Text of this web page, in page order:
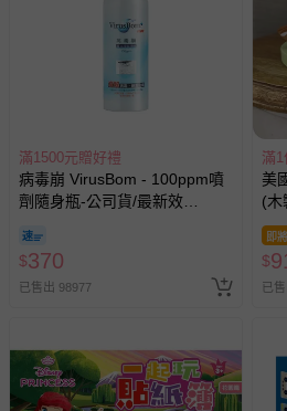
情形，您可申請更換新品或退貨
若您對於會員帳號、商品訂購與
式、折價券與購物金的使用、退
問，你可詳見：
媽咪愛客服中心
預購商品：預購為海外同步代
助取消退款事宜。
商品如因「價格、組合」等錯誤
會主動以簡訊及mail通知訂單取
滿1500元贈好禮
病毒崩 VirusBom - 100ppm噴
劑隨身瓶-公司貨/最新效
$370
已售出 98977
滿1
美
(木
件)
即
$
已